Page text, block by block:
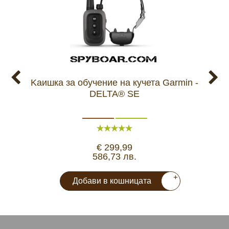
Kаишка за обучение на кучета Garmin -
DELTA® SE
€ 299,99
586,73 лв.
Добави в кошницата +